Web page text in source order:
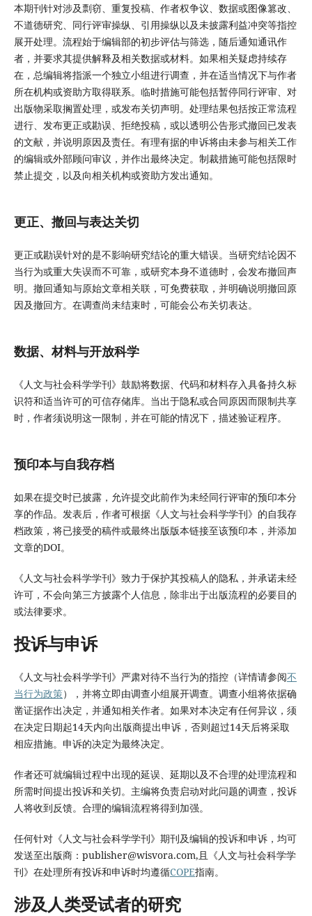
本期刊针对涉及剽窃、重复投稿、作者权争议、数据或图像篡改、
不道德研究、同行评审操纵、引用操纵以及未披露利益冲突等指控
展开处理。流程始于编辑部的初步评估与筛选，随后通知通讯作
者，并要求其提供解释及相关数据或材料。如果相关疑虑持续存
在，总编辑将指派一个独立小组进行调查，并在适当情况下与作者
所在机构或资助方取得联系。临时措施可能包括暂停同行评审、对
出版物采取搁置处理，或发布关切声明。处理结果包括按正常流程
进行、发布更正或勘误、拒绝投稿，或以透明公告形式撤回已发表
的文献，并说明原因及责任。有理有据的申诉将由未参与相关工作
的编辑或外部顾问审议，并作出最终决定。制裁措施可能包括限时
禁止提交，以及向相关机构或资助方发出通知。
更正、撤回与表达关切
更正或勘误针对的是不影响研究结论的重大错误。当研究结论因不
当行为或重大失误而不可靠，或研究本身不道德时，会发布撤回声
明。撤回通知与原始文章相关联，可免费获取，并明确说明撤回原
因及撤回方。在调查尚未结束时，可能会公布关切表达。
数据、材料与开放科学
《人文与社会科学学刊》鼓励将数据、代码和材料存入具备持久标
识符和适当许可的可信存储库。当出于隐私或合同原因而限制共享
时，作者须说明这一限制，并在可能的情况下，描述验证程序。
预印本与自我存档
如果在提交时已披露，允许提交此前作为未经同行评审的预印本分
享的作品。发表后，作者可根据《人文与社会科学学刊》的自我存
档政策，将已接受的稿件或最终出版版本链接至该预印本，并添加
文章的DOI。
《人文与社会科学学刊》致力于保护其投稿人的隐私，并承诺未经
许可，不会向第三方披露个人信息，除非出于出版流程的必要目的
或法律要求。
投诉与申诉
《人文与社会科学学刊》严肃对待不当行为的指控（详情请参阅不
当行为政策），并将立即由调查小组展开调查。调查小组将依据确
凿证据作出决定，并通知相关作者。如果对本决定有任何异议，须
在决定日期起14天内向出版商提出申诉，否则超过14天后将采取
相应措施。申诉的决定为最终决定。
作者还可就编辑过程中出现的延误、延期以及不合理的处理流程和
所需时间提出投诉和关切。主编将负责启动对此问题的调查，投诉
人将收到反馈。合理的编辑流程将得到加强。
任何针对《人文与社会科学学刊》期刊及编辑的投诉和申诉，均可
发送至出版商：publisher@wisvora.com,且《人文与社会科学学
刊》在处理所有投诉和申诉时均遵循COPE指南。
涉及人类受试者的研究